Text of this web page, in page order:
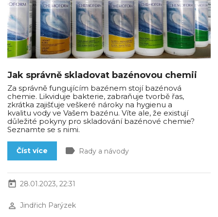
Jak správně skladovat bazénovou chemii
Za správně fungujícím bazénem stojí bazénová
chemie. Likviduje bakterie, zabraňuje tvorbě řas,
zkrátka zajišťuje veškeré nároky na hygienu a
kvalitu vody ve Vašem bazénu. Víte ale, že existují
důležité pokyny pro skladování bazénové chemie?
Seznamte se s nimi.
Číst více label Rady a návody
today 28.01.2023, 22:31
perm_identity Jindřich Parýzek